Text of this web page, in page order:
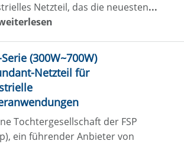
Netzteil, das die neuesten...
Serie (300W~700W)
Netzteil für
Tochtergesellschaft der FSP
ein führender Anbieter von